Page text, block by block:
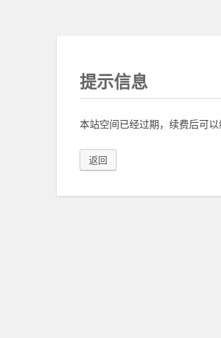
提示信息
本站空间已经过期，续费后可
返回